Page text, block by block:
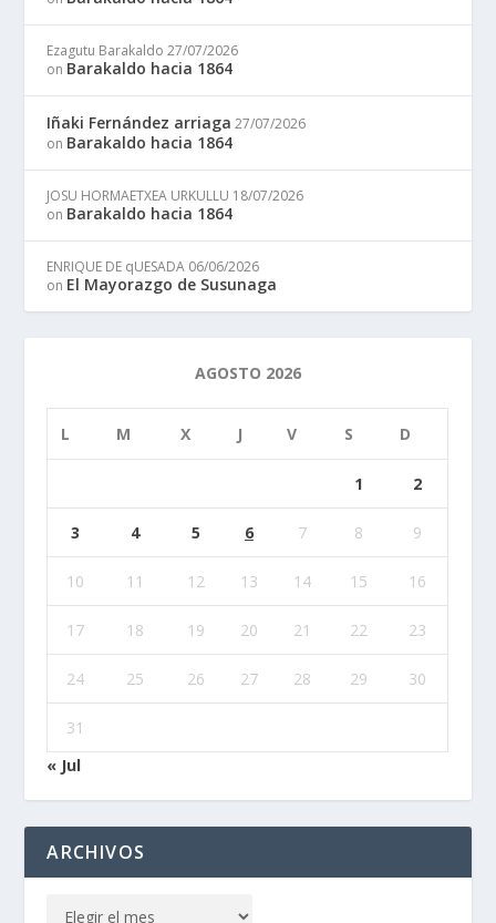
Ezagutu Barakaldo 27/07/2026
on Barakaldo hacia 1864
Iñaki Fernández arriaga 27/07/2026
on Barakaldo hacia 1864
JOSU HORMAETXEA URKULLU 18/07/2026
on Barakaldo hacia 1864
ENRIQUE DE qUESADA 06/06/2026
on El Mayorazgo de Susunaga
AGOSTO 2026
L M X J V S D
1 2
3 4 5 6 7 8 9
10 11 12 13 14 15 16
17 18 19 20 21 22 23
24 25 26 27 28 29 30
31
« Jul
ARCHIVOS